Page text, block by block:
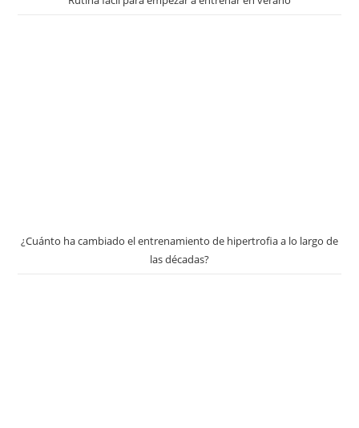
¿Cuánto ha cambiado el entrenamiento de hipertrofia a lo largo de
las décadas?